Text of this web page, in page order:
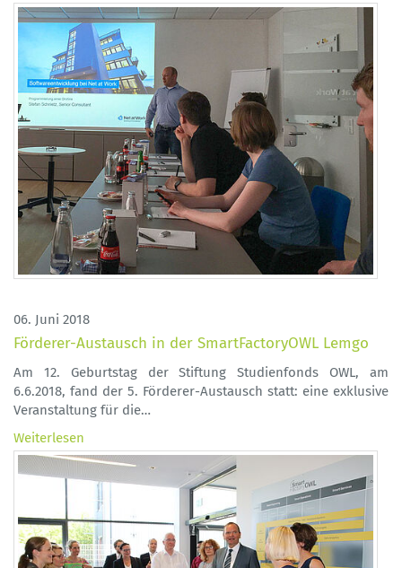
06. Juni 2018
Förderer-Austausch in der SmartFactoryOWL Lemgo
Am 12. Geburtstag der Stiftung Studienfonds OWL, am
6.6.2018, fand der 5. Förderer-Austausch statt: eine exklusive
Veranstaltung für die…
Weiterlesen